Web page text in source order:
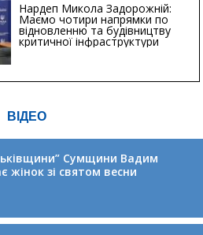
Нардеп Микола Задорожній:
Маємо чотири напрямки по
відновленню та будівництву
критичної інфраструктури
ВІДЕО
Сумщини Вадим
жінок зі святом весни